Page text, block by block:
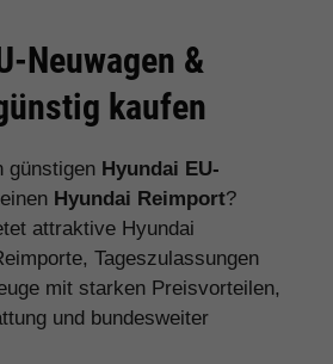
Neuwagen &
kaufen
günstigen Hyundai EU-
Hyundai Reimport?
attraktive Hyundai
Tageszulassungen
mit starken Preisvorteilen,
und bundesweiter